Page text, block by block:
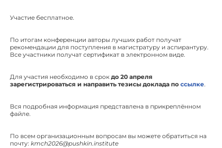
Участие бесплатное.
По итогам конференции авторы лучших работ получат
рекомендации для поступления в магистратуру и аспирантуру.
Все участники получат сертификат в электронном виде.
Для участия необходимо в срок до 20 апреля
зарегистрироваться и направить тезисы доклада по ссылке.
Вся подробная информация представлена в прикреплённом
файле.
По всем организационным вопросам вы можете обратиться на
почту: kmch2026@pushkin.institute